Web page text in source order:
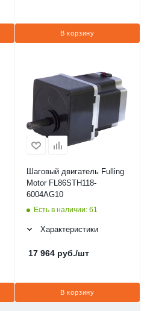
В корзину
Шаговый двигатель Fulling
Motor FL86STH118-
6004AG10
Есть в наличии: 61
Характеристики
17 964 руб./шт
В корзину